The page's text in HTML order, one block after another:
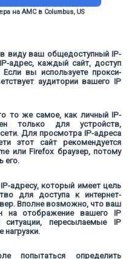
на АМС в Columbus, US
виду ваш общедоступный IP-
адрес, каждый сайт, доступ
вы используете прокси-
аудитории вашего IP
то же самое, как личный IP-
только для устройств,
Для просмотра IP-адреса
этот сайт рекомендуется
или Firefox браузер, потому
его.
адресу, который имеет цель
для доступа к интернет-
Вполне возможно, что ваш
на отображение вашего IP
пересылаемые IP
нагрузки.
попытаться определить